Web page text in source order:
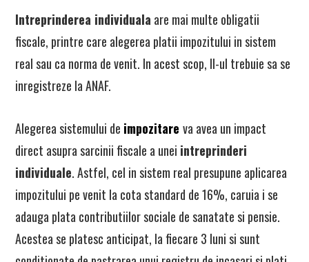
Intreprinderea individuala are mai multe obligatii
fiscale, printre care alegerea platii impozitului in sistem
real sau ca norma de venit. In acest scop, II-ul trebuie sa se
inregistreze la ANAF.
Alegerea sistemului de impozitareva avea un impact
direct asupra sarcinii fiscale a unei intreprinderi
individuale. Astfel, cel in sistem real presupune aplicarea
impozitului pe venit la cota standard de 16%, caruia i se
adauga plata contributiilor sociale de sanatate si pensie.
Acestea se platesc anticipat, la fiecare 3 luni si sunt